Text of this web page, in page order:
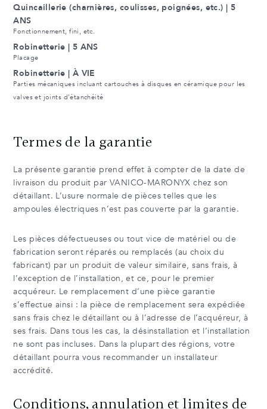
Quincaillerie (charnières, coulisses, poignées, etc.) | 5
ANS
Fonctionnement, fini, etc.
Robinetterie | 5 ANS
Placage
Robinetterie | À VIE
Parties mécaniques incluant cartouches à disques en céramique pour les
valves et joints d'étanchéité
Termes de la garantie
La présente garantie prend effet à compter de la date de
livraison du produit par VANICO-MARONYX chez son
détaillant. L’usure normale de pièces telles que les
ampoules électriques n’est pas couverte par la garantie.
Les pièces défectueuses ou tout vice de matériel ou de
fabrication seront réparés ou remplacés (au choix du
fabricant) par un produit de valeur similaire, sans frais, à
l’exception de l’installation, et ce, pour le premier
acquéreur. Le remplacement d’une pièce garantie
s’effectue ainsi : la pièce de remplacement sera expédiée
sans frais chez le détaillant ou à l’adresse de l’acquéreur, à
ses frais. Dans tous les cas, la désinstallation et l’installation
ne sont pas incluses. Dans la plupart des régions, votre
détaillant pourra vous recommander un installateur
accrédité.
Conditions, annulation et limites de